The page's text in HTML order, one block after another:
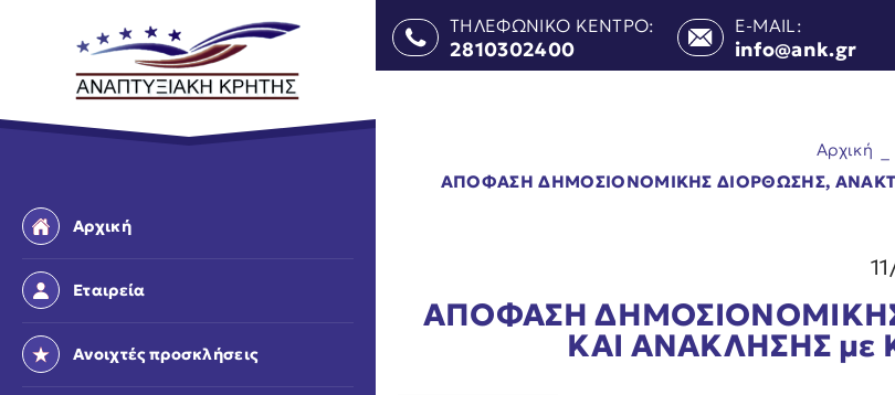
Αρχική
Εταιρεία
Ανοιχτές προσκλήσεις
ΤΗΛΕΦΩΝΙΚΟ ΚΕΝΤΡΟ:
2810302400
E-MAIL:
info@ank.gr
Αρχική
ΑΠΟΦΑΣΗ ΔΗΜΟΣΙΟΝΟΜΙΚΗΣ ΔΙΟΡΘΩΣΗΣ,
ΑΠΟΦΑΣΗ
ΚΑΙ ΑΝΑΚΛΗΣΗΣ με